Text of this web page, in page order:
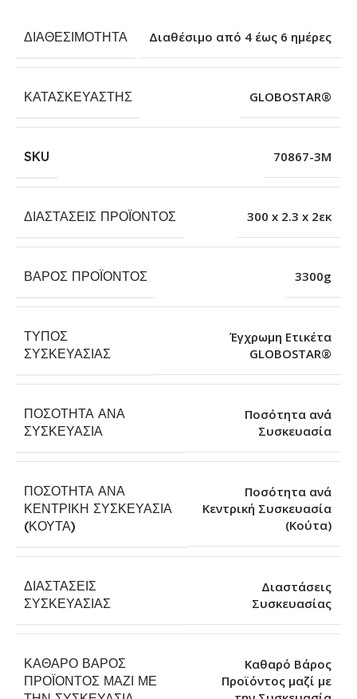
ΔΙΑΘΕΣΙΜΌΤΗΤΑ Διαθέσιμο από 4 έως 6 ημέρες
ΚΑΤΑΣΚΕΥΑΣΤΉΣ GLOBOSTAR®
SKU 70867-3M
ΔΙΑΣΤΆΣΕΙΣ ΠΡΟΪΌΝΤΟΣ 300 x 2.3 x 2εκ
ΒΆΡΟΣ ΠΡΟΪΌΝΤΟΣ 3300g
ΤΎΠΟΣ
ΣΥΣΚΕΥΑΣΊΑΣ
Έγχρωμη Ετικέτα
GLOBOSTAR®
ΠΟΣΌΤΗΤΑ ΑΝΆ
ΣΥΣΚΕΥΑΣΊΑ
Ποσότητα ανά
Συσκευασία
ΠΟΣΌΤΗΤΑ ΑΝΆ
ΚΕΝΤΡΙΚΉ ΣΥΣΚΕΥΑΣΊΑ
(ΚΟΎΤΑ)
Ποσότητα ανά
Κεντρική Συσκευασία
(Κούτα)
ΔΙΑΣΤΆΣΕΙΣ
ΣΥΣΚΕΥΑΣΊΑΣ
Διαστάσεις
Συσκευασίας
ΚΑΘΑΡΌ ΒΆΡΟΣ
ΠΡΟΪΌΝΤΟΣ ΜΑΖΊ ΜΕ
Καθαρό Βάρος
Προϊόντος μαζί με